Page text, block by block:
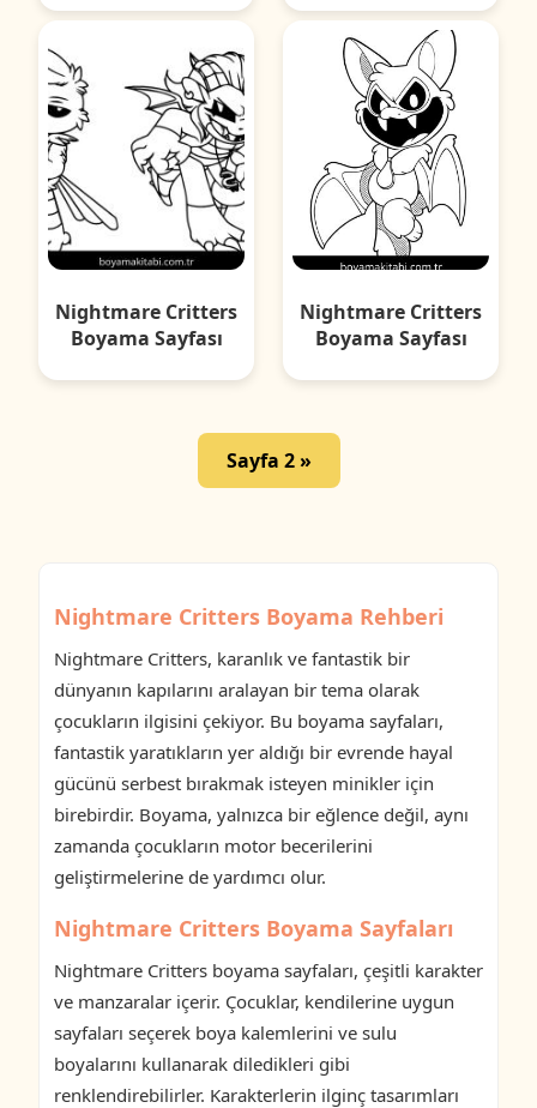
Nightmare Critters
Boyama Sayfası
Nightmare Critters
Boyama Sayfası
Sayfa 2 »
Nightmare Critters Boyama Rehberi
Nightmare Critters, karanlık ve fantastik bir
dünyanın kapılarını aralayan bir tema olarak
çocukların ilgisini çekiyor. Bu boyama sayfaları,
fantastik yaratıkların yer aldığı bir evrende hayal
gücünü serbest bırakmak isteyen minikler için
birebirdir. Boyama, yalnızca bir eğlence değil, aynı
zamanda çocukların motor becerilerini
geliştirmelerine de yardımcı olur.
Nightmare Critters Boyama Sayfaları
Nightmare Critters boyama sayfaları, çeşitli karakter
ve manzaralar içerir. Çocuklar, kendilerine uygun
sayfaları seçerek boya kalemlerini ve sulu
boyalarını kullanarak diledikleri gibi
renklendirebilirler. Karakterlerin ilginç tasarımları